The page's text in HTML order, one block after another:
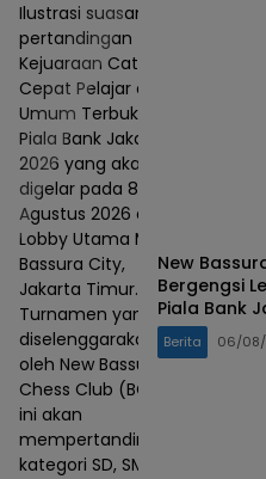
Ilustrasi suasana
pertandingan
Kejuaraan Catur
Cepat Pelajar dan
Umum Terbuka
Piala Bank Jakarta
2026 yang akan
digelar pada 8–9
Agustus 2026 di
Lobby Utama Mall
Bassura City,
Jakarta Timur.
Turnamen yang
diselenggarakan
oleh New Bassura
Chess Club (BCC)
ini akan
mempertandingkan
kategori SD, SMP,
New
Bergengsi
Piala Bank
Berita 06/